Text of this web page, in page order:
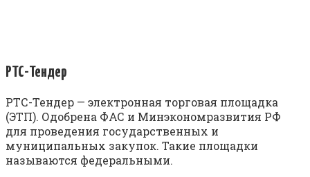
РТС-Тендер
РТС-Тендер — электронная торговая площадка
(ЭТП). Одобрена ФАС и Минэкономразвития РФ
для проведения государственных и
муниципальных закупок. Такие площадки
называются федеральными.